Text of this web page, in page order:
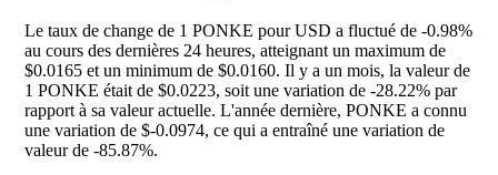
Le taux de change de 1 PONKE pour USD a fluctué de -0.98%
au cours des dernières 24 heures, atteignant un maximum de
$0.0165 et un minimum de $0.0160. Il y a un mois, la valeur de
1 PONKE était de $0.0223, soit une variation de -28.22% par
rapport à sa valeur actuelle. L'année dernière, PONKE a connu
une variation de $-0.0974, ce qui a entraîné une variation de
valeur de -85.87%.